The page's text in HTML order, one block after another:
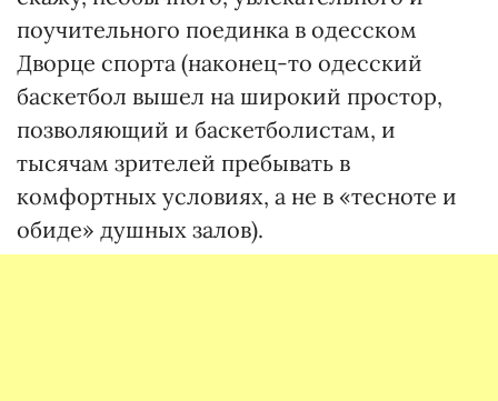
поучительного поединка в одесском
Дворце спорта (наконец-то одесский
баскетбол вышел на широкий простор,
позволяющий и баскетболистам, и
тысячам зрителей пребывать в
комфортных условиях, а не в «тесноте и
обиде» душных залов).